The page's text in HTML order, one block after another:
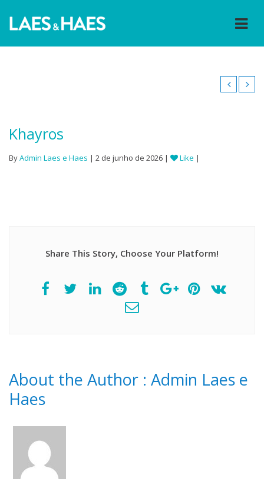
Khayros
ByAdmin Laes e Haes | 2 de junho de 2026 | Like |
Share This Story, Choose Your Platform!
About the Author : Admin Laes e
Haes